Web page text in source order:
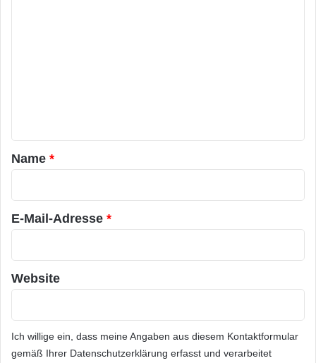
a
r
*
Name *
E-Mail-Adresse *
Website
Ich willige ein, dass meine Angaben aus diesem Kontaktformular
gemäß Ihrer Datenschutzerklärung erfasst und verarbeitet